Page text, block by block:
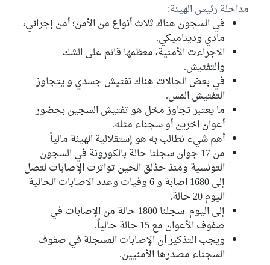
مداخلة رئيس الهيئة:
في السجون هناك ثلاث أنواع من الأمن؛ أمن إجرائي،
مادي وديناميكي.
الاجراءت الأمنية، معظمها قائم على الشك
والتفتيش.
في بعض الحالات هناك تفتيش جسدي و يتجاوز
التفتيش المس.
ما يعتبر تجاوز مخل هو تفتيش السجين بحضور
أعوان اخرين أو سجناء مثله.
أهم شيء نطالب به هو إستقلالية الهيئة مالياً
من 17 جوان سجلنا حالة بالكورونة في السجون
التونسية ومنذ حذلق الحين تواترت الإصابات لتصل
إلى 1680 اصابة و 6 وفيات وعدد الاصابات الحالية
اليوم 20 حالة.
إلى اليوم سجلنا 1800 حالة من الإصابات في
صفوف الأعوان مع 15 حالة حالياً.
ويجب التذكير أن الإصابات المسجلة في صفوف
السجناء مصدرها الأمنيين.